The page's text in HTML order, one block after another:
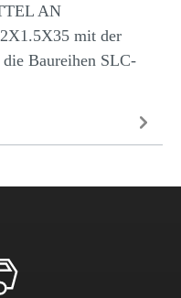
AN
mit der
Baureihen SLC-